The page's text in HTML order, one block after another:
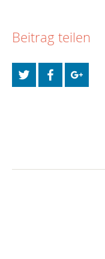
Beitrag teilen